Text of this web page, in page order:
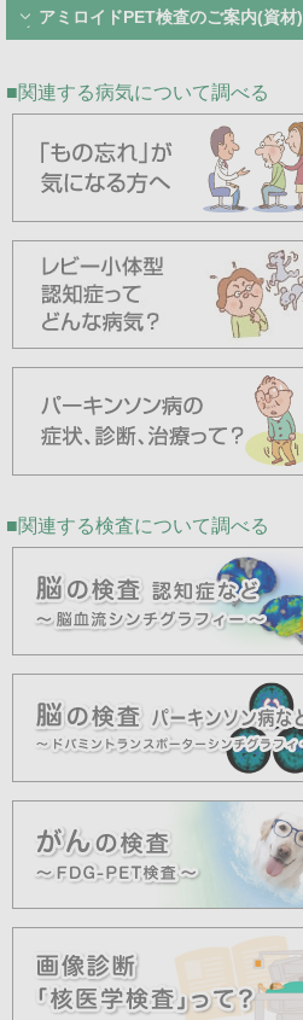
アミロイドPET検査のご案内(資材)
関連する病気について調べる
関連する検査について調べる